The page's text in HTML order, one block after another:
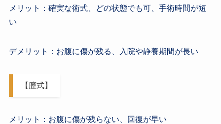
メリット：確実な術式、どの状態でも可、手術時間が短
い
デメリット：お腹に傷が残る、入院や静養期間が長い
【膣式】
メリット：お腹に傷が残らない、回復が早い